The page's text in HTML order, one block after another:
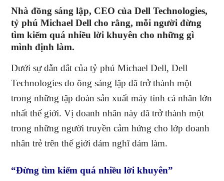
Nhà đồng sáng lập, CEO của Dell Technologies,
tỷ phú Michael Dell cho rằng, mỗi người đừng
tìm kiếm quá nhiều lời khuyên cho những gì
mình định làm.
Dưới sự dẫn dắt của tỷ phú Michael Dell, Dell
Technologies do ông sáng lập đã trở thành một
trong những tập đoàn sản xuất máy tính cá nhân lớn
nhất thế giới. Vị doanh nhân này đã trở thành một
trong những người truyền cảm hứng cho lớp doanh
nhân trẻ trên thế giới dám nghĩ dám làm.
“Đừng tìm kiếm quá nhiều lời khuyên”